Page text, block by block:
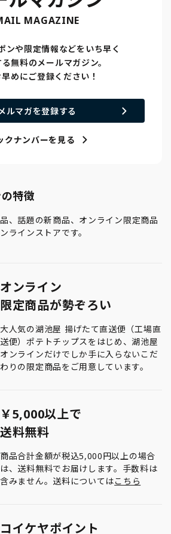
MAGAZINE
ンや限定情報などをいち早く
無料のメールマガジン。
めにご登録ください！
ルマガを登録する
クナンバーを見る
特徴
、話題の新商品、オンライン限定商品
ラインストアです。
オンライン
限定商品が勢ぞろい
大人気の湖池屋 揚げたて直送便（工場直
送便）ポテトチップスをはじめ、湖池屋
オンラインだけでしか手に入らないこだ
わりの限定商品をご用意しています。
￥5,000以上で
送料無料
商品合計金額が税込5,000円以上の場合
は、送料無料でお届けします。手数料は
含みません。送料についてはこちら
コイケヤポイント